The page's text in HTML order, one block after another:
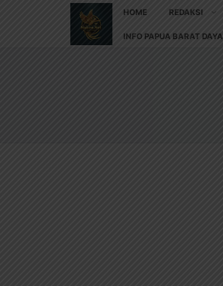
HOME REDAKSI
INFO PAPUA BARAT DAYA